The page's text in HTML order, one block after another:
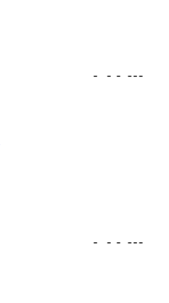
- - - ---
- - - ---